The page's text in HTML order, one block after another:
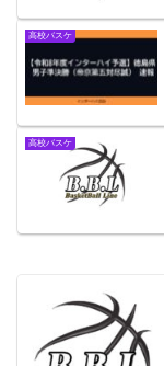
高校バスケ
高校バスケ